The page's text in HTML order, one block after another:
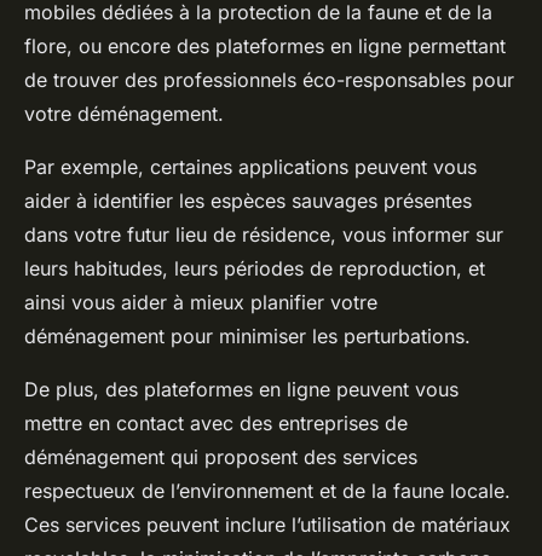
mobiles dédiées à la protection de la faune et de la
flore, ou encore des plateformes en ligne permettant
de trouver des professionnels éco-responsables pour
votre déménagement.
Par exemple, certaines applications peuvent vous
aider à identifier les espèces sauvages présentes
dans votre futur lieu de résidence, vous informer sur
leurs habitudes, leurs périodes de reproduction, et
ainsi vous aider à mieux planifier votre
déménagement pour minimiser les perturbations.
De plus, des plateformes en ligne peuvent vous
mettre en contact avec des entreprises de
déménagement qui proposent des services
respectueux de l’environnement et de la faune locale.
Ces services peuvent inclure l’utilisation de matériaux